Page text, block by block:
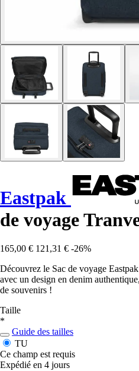
Eastpak
de voyage
165,00 € 121,31 € -26%
Découvrez le Sac de voyage
avec un design en denim
de souvenirs !
Taille
*
Guide des tailles
TU
Ce champ est requis
Expédié en 4 jours